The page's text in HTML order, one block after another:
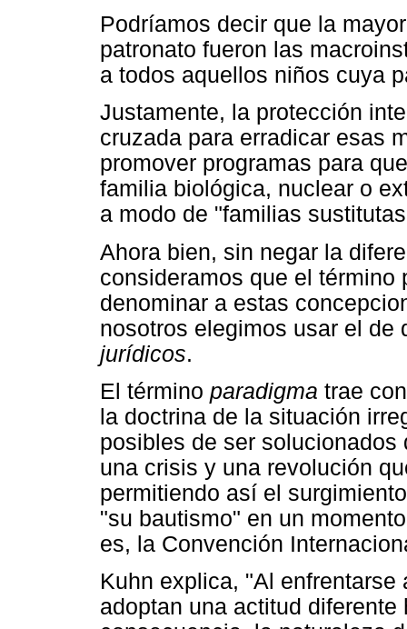
Podríamos decir que la
patronato fueron las
a todos aquellos niños cuya
Justamente, la protección
cruzada para erradicar esas
promover programas para
familia biológica, nuclear o
a modo de "familias
Ahora bien, sin negar la
consideramos que el término
denominar a estas
nosotros elegimos usar el
jurídicos.
El término paradigma trae
la doctrina de la situación
posibles de ser
una crisis y una revolución
permitiendo así el
"su bautismo" en un
es, la Convención
Kuhn explica, "Al
adoptan una actitud